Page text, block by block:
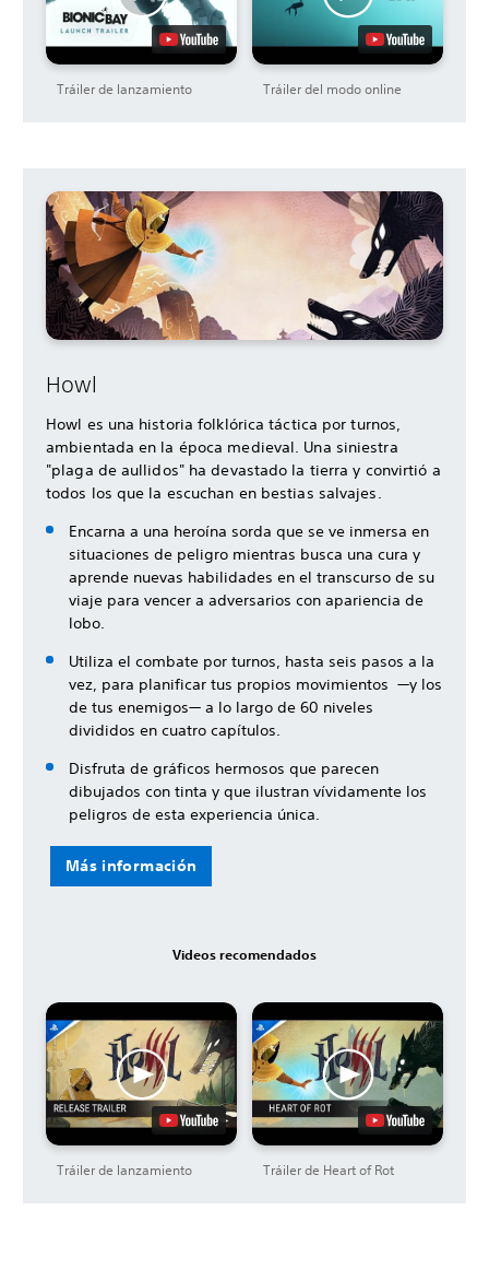
Tráiler de lanzamiento Tráiler del modo online
Howl
Howl es una historia folklórica táctica por turnos,
ambientada en la época medieval. Una siniestra
"plaga de aullidos" ha devastado la tierra y convirtió a
todos los que la escuchan en bestias salvajes.
Encarna a una heroína sorda que se ve inmersa en
situaciones de peligro mientras busca una cura y
aprende nuevas habilidades en el transcurso de su
viaje para vencer a adversarios con apariencia de
lobo.
Utiliza el combate por turnos, hasta seis pasos a la
vez, para planificar tus propios movimientos —y los
de tus enemigos— a lo largo de 60 niveles
divididos en cuatro capítulos.
Disfruta de gráficos hermosos que parecen
dibujados con tinta y que ilustran vívidamente los
peligros de esta experiencia única.
Más información
Videos recomendados
Tráiler de lanzamiento Tráiler de Heart of Rot